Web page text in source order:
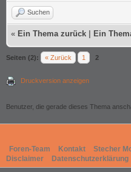
Suchen
« Ein Thema zurück Ein
Seiten (2): « Zurück 1 2
Druckversion anzeigen
Benutzer, die gerade dieses Thema
Foren-Team Kontakt Stecher
Disclaimer
Datenschutzerklärung